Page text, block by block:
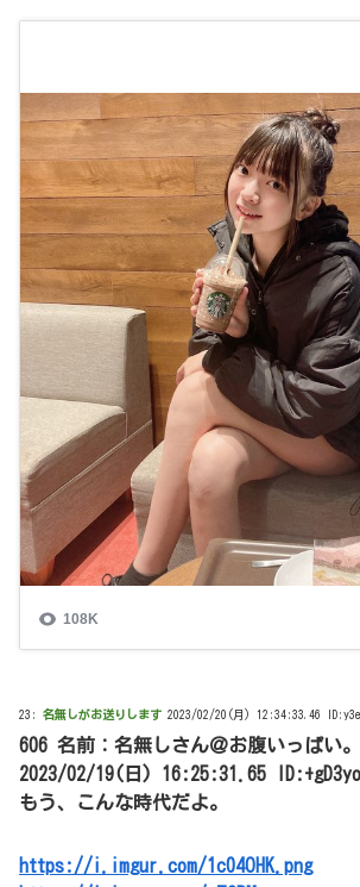
23: 名無しがお送りします 2023/02/20(月) 12:34:33.46
606 名前：名無しさん＠お腹いっぱい
2023/02/19(日) 16:25:31.65
もう、こんな時代だよ。
https://i.imgur.com/1c04OHK.png